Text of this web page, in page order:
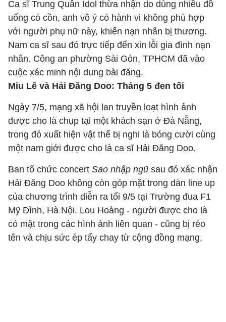
Ca sĩ Trung Quân Idol thừa nhận do dùng nhiều đồ
uống có cồn, anh vô ý có hành vi không phù hợp
với người phụ nữ này, khiến nạn nhân bị thương.
Nam ca sĩ sau đó trực tiếp đến xin lỗi gia đình nạn
nhân. Công an phường Sài Gòn, TPHCM đã vào
cuộc xác minh nội dung bài đăng.
Miu Lê và Hải Đăng Doo: Tháng 5 đen tối
Ngày 7/5, mạng xã hội lan truyền loạt hình ảnh
được cho là chụp tại một khách sạn ở Đà Nẵng,
trong đó xuất hiện vật thể bị nghi là bóng cười cùng
một nam giới được cho là ca sĩ Hải Đăng Doo.
Ban tổ chức concert Sao nhập ngũ sau đó xác nhận
Hải Đăng Doo không còn góp mặt trong dàn line up
của chương trình diễn ra tối 9/5 tại Trường đua F1
Mỹ Đình, Hà Nội. Lou Hoàng - người được cho là
có mặt trong các hình ảnh liên quan - cũng bị réo
tên và chịu sức ép tẩy chay từ cộng đồng mạng.